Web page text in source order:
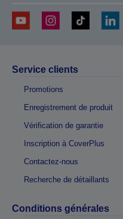
Service clients
Promotions
Enregistrement de produit
Vérification de garantie
Inscription à CoverPlus
Contactez-nous
Recherche de détaillants
Conditions générales